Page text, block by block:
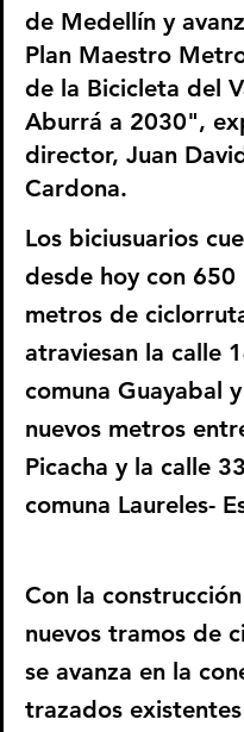
de Medellín y
Plan Maestro
de la Bicicleta del
Aburrá a 2030",
director, Juan
Cardona.
Los biciusuarios
desde hoy con 650
metros de
atraviesan la calle
comuna Guayabal
nuevos metros
Picacha y la calle
comuna Laureles-
Con la
nuevos tramos de
se avanza en la
trazados